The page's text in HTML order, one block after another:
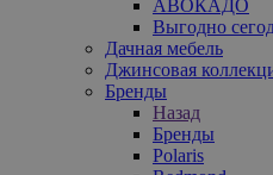
АВОКАДО
Выгодно
Дачная мебель
Джинсовая
Бренды
Назад
Бренды
Polaris